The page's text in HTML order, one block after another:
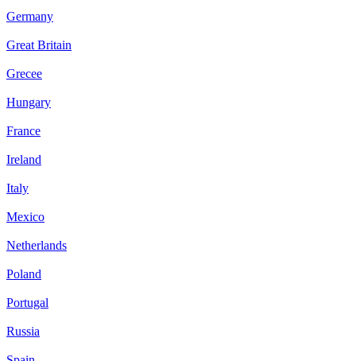
Germany
Great Britain
Grecee
Hungary
France
Ireland
Italy
Mexico
Netherlands
Poland
Portugal
Russia